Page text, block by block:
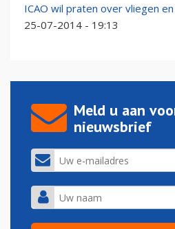
ICAO wil praten over vliegen
25-07-2014 - 19:13
Meld u aan
nieuwsbrief